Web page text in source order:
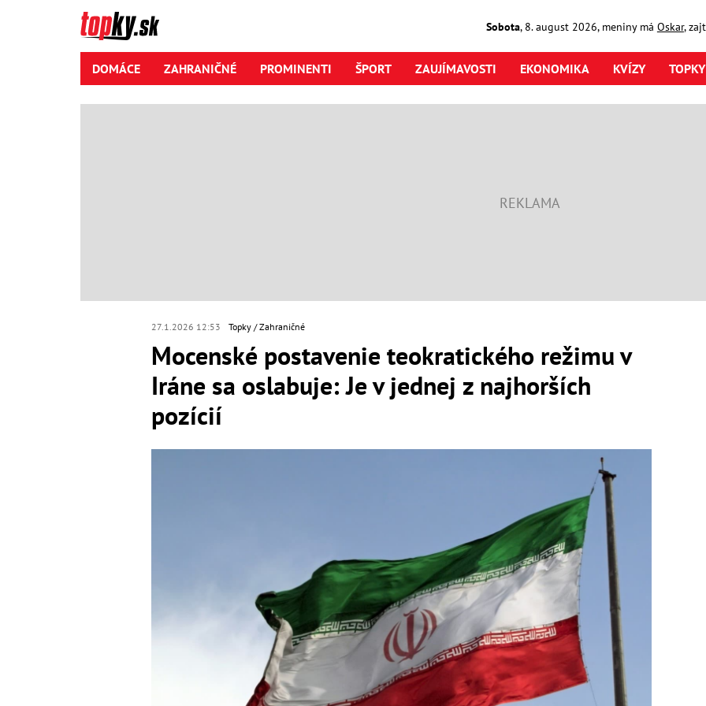
Sobota, 8. august2026, meniny má Oskar,
DOMÁCE ZAHRANIČNÉ PROMINENTI ŠPORT ZAUJÍMAVOSTI EKONOMIKA KVÍZY
27.1.2026 12:53 Topky Zahraničné
Mocenské postavenie teokratického režimu v
Iráne sa oslabuje: Je v jednej z najhorších
pozícií